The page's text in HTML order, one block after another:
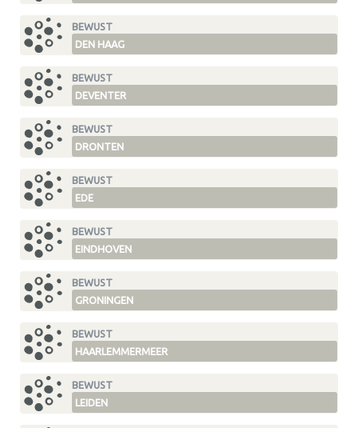
BEWUST
DEN HAAG
BEWUST
DEVENTER
BEWUST
DRONTEN
BEWUST
EDE
BEWUST
EINDHOVEN
BEWUST
GRONINGEN
BEWUST
HAARLEMMERMEER
BEWUST
LEIDEN